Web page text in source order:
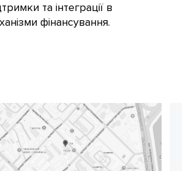
та інтеграції в
фінансування.